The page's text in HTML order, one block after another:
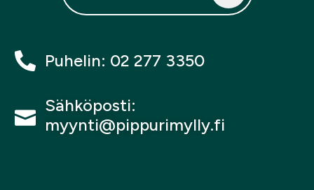
Puhelin: 02 277 3350
Sähköposti:
myynti@pippurimylly.fi